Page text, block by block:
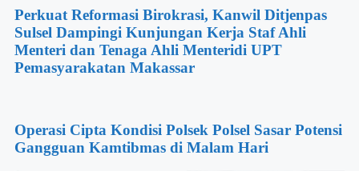
Perkuat Reformasi Birokrasi, Kanwil Ditjenpas
Sulsel Dampingi Kunjungan Kerja Staf Ahli
Menteri dan Tenaga Ahli Menteridi UPT
Pemasyarakatan Makassar
Operasi Cipta Kondisi Polsek Polsel Sasar Potensi
Gangguan Kamtibmas di Malam Hari